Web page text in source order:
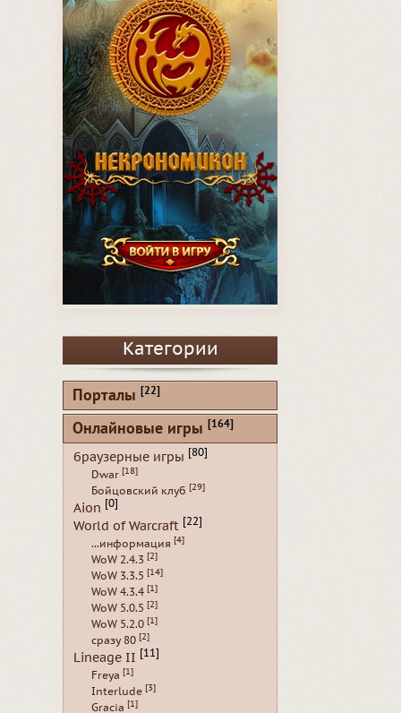
Категории
Порталы [22]
Онлайновые игры [164]
браузерные игры [80]
Dwar [18]
Бойцовский клуб [29]
Aion [0]
World of Warcraft [22]
...информация [4]
WoW 2.4.3 [2]
WoW 3.3.5 [14]
WoW 4.3.4 [1]
WoW 5.0.5 [2]
WoW 5.2.0 [1]
сразу 80 [2]
Lineage II [11]
Freya [1]
Interlude [3]
Gracia [1]